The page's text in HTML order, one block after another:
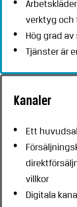
verktyg och
Hög grad
Tjänster är
Kanaler
Ett
villkor
Digitala